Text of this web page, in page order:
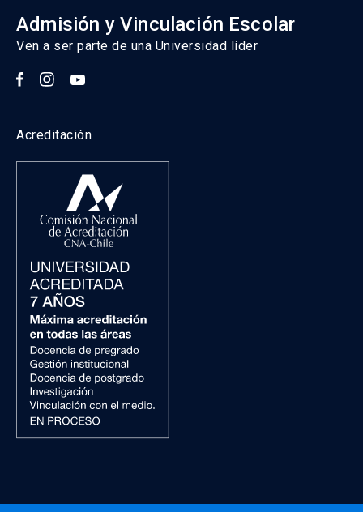
Admisión y Vinculación Escolar
Ven a ser parte de una Universidad líder
Acreditación